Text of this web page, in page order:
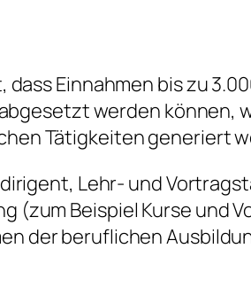
Einnahmen bis zu
werden können,
Tätigkeiten generiert
Lehr- und
(zum Beispiel Kurse und
der beruflichen